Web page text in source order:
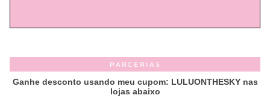
PARCERIAS
Ganhe desconto usando meu cupom: LULUONTHESKY nas
lojas abaixo